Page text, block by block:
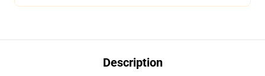
Description